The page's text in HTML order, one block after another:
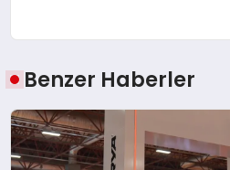
Benzer Haberler